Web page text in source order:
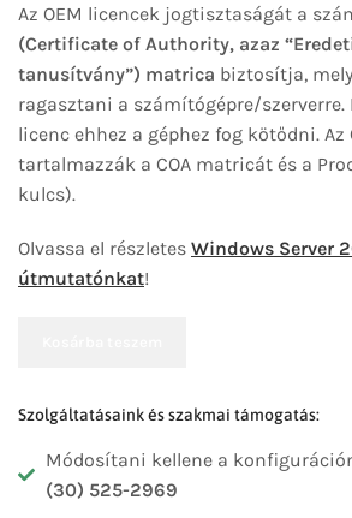
Az OEM licencek jogtisztaságát a
(Certificate of Authority, azaz
tanusítvány”) matrica biztosítja,
ragasztani a számítógépre/szerverre.
licenc ehhez a géphez fog kötődni. Az
tartalmazzák a COA matricát és a
kulcs).
Olvassa el részletes Windows Server
útmutatónkat!
Szolgáltatásaink és szakmai támogatás:
Módosítani kellene a
(30) 525-2969